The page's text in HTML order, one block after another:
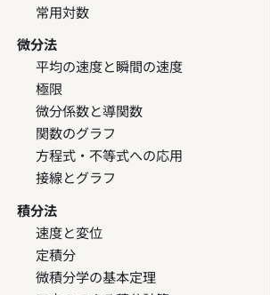
常用対数
微分法
平均の速度と瞬間の速度
極限
微分係数と導関数
関数のグラフ
方程式・不等式への応用
接線とグラフ
積分法
速度と変位
定積分
微積分学の基本定理